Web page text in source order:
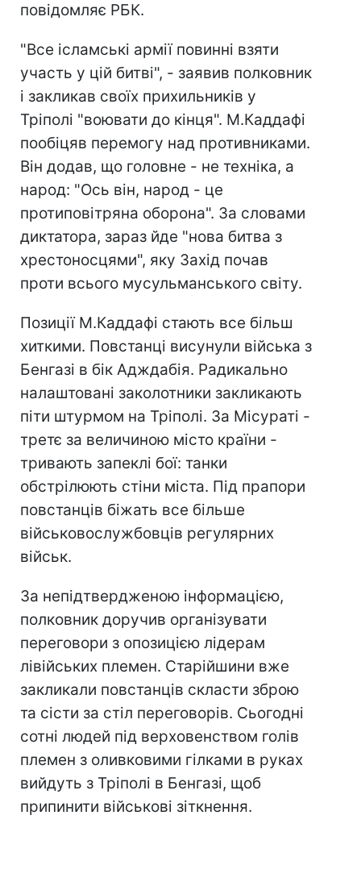
повідомляє РБК.
"Все ісламські армії повинні взяти
участь у цій битві", - заявив полковник
і закликав своїх прихильників у
Тріполі "воювати до кінця". М.Каддафі
пообіцяв перемогу над противниками.
Він додав, що головне - не техніка, а
народ: "Ось він, народ - це
протиповітряна оборона". За словами
диктатора, зараз йде "нова битва з
хрестоносцями", яку Захід почав
проти всього мусульманського світу.
Позиції М.Каддафі стають все більш
хиткими. Повстанці висунули війська з
Бенгазі в бік Адждабія. Радикально
налаштовані заколотники закликають
піти штурмом на Тріполі. За Місураті -
третє за величиною місто країни -
тривають запеклі бої: танки
обстрілюють стіни міста. Під прапори
повстанців біжать все більше
військовослужбовців регулярних
військ.
За непідтвердженою інформацією,
полковник доручив організувати
переговори з опозицією лідерам
лівійських племен. Старійшини вже
закликали повстанців скласти зброю
та сісти за стіл переговорів. Сьогодні
сотні людей під верховенством голів
племен з оливковими гілками в руках
вийдуть з Тріполі в Бенгазі, щоб
припинити військові зіткнення.